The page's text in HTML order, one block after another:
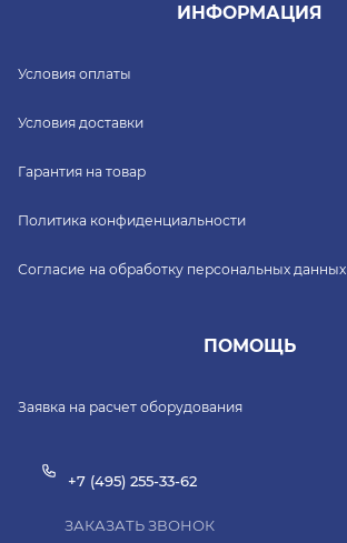
ИНФОРМАЦИЯ
Условия оплаты
Условия доставки
Гарантия на товар
Политика конфиденциальности
Согласие на обработку персональных данных
ПОМОЩЬ
Заявка на расчет оборудования
+7 (495) 255-33-62
ЗАКАЗАТЬ ЗВОНОК